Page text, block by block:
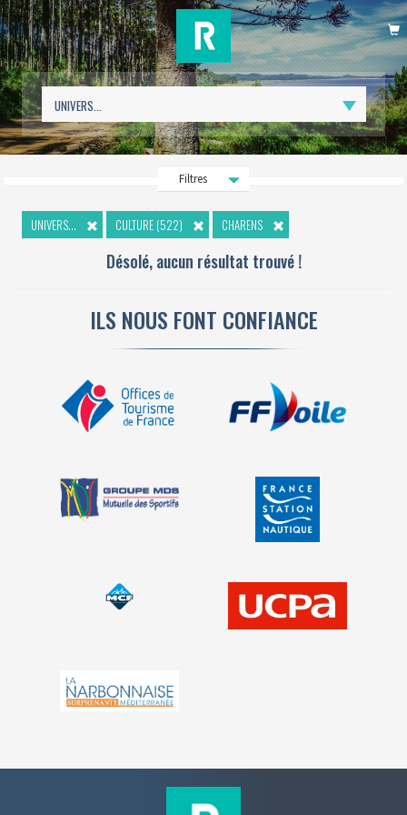
Filtres
UNIVERS... CULTURE (522) CHARENS
Désolé, aucun résultat trouvé !
ILS NOUS FONT CONFIANCE